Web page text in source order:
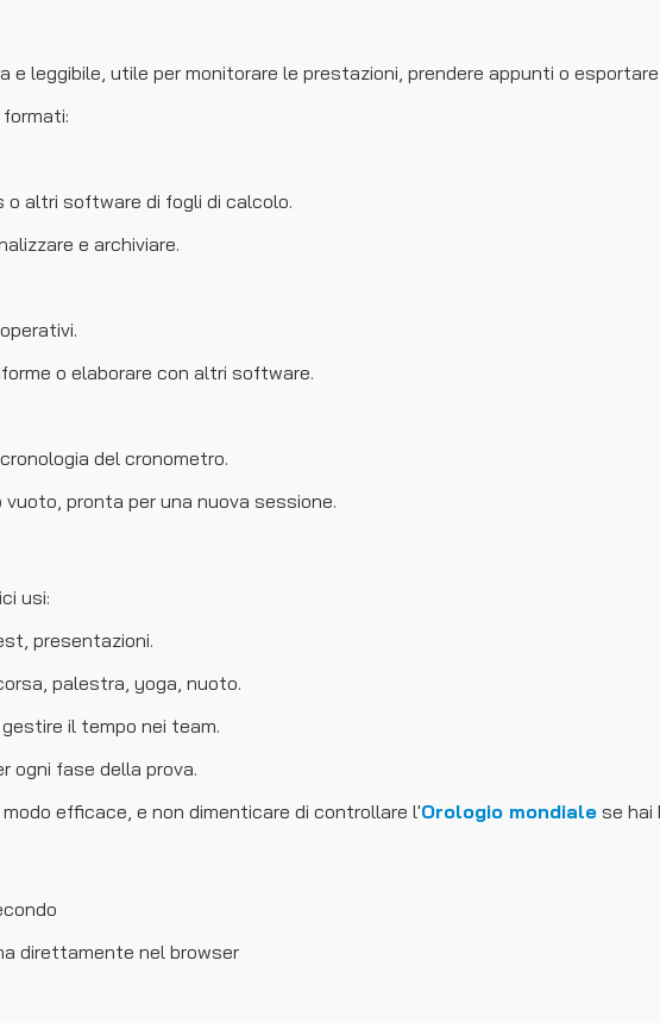
e leggibile, utile per monitorare le prestazioni, prendere appunti o
o altri software di fogli di calcolo.
e archiviare.
o elaborare con altri software.
del cronometro.
pronta per una nuova sessione.
usi:
presentazioni.
palestra, yoga, nuoto.
il tempo nei team.
ogni fase della prova.
efficace, e non dimenticare di controllare l'Orologio mondiale se hai
direttamente nel browser